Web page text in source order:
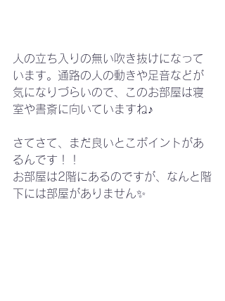
人の立ち入りの無い吹き抜けになって
います。通路の人の動きや足音などが
気になりづらいので、このお部屋は寝
室や書斎に向いていますね♪
さてさて、まだ良いとこポイントがあ
るんです！！
お部屋は2階にあるのですが、なんと階
下には部屋がありません✨